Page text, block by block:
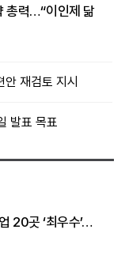
총력…“이인제 닮
재검토 지시
발표 목표
20곳 ‘최우수’…